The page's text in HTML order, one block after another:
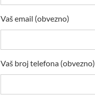
Vaš email (obvezno)
Vaš broj telefona (obvezno)